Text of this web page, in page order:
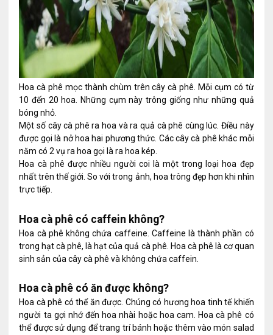
Hoa cà phê mọc thành chùm trên cây cà phê. Mỗi cụm có từ
10 đến 20 hoa. Những cụm này trông giống như những quả
bóng nhỏ.
Một số cây cà phê ra hoa và ra quả cà phê cùng lúc. Điều này
được gọi là nở hoa hai phương thức. Các cây cà phê khác mỗi
năm có 2 vụ ra hoa gọi là ra hoa kép.
Hoa cà phê được nhiều người coi là một trong loại hoa đẹp
nhất trên thế giới. So với trong ảnh, hoa trông đẹp hơn khi nhìn
trực tiếp.
Hoa cà phê có caffein không?
Hoa cà phê không chứa caffeine. Caffeine là thành phần có
trong hạt cà phê, là hạt của quả cà phê. Hoa cà phê là cơ quan
sinh sản của cây cà phê và không chứa caffein.
Hoa cà phê có ăn được không?
Hoa cà phê có thể ăn được. Chúng có hương hoa tinh tế khiến
người ta gợi nhớ đến hoa nhài hoặc hoa cam. Hoa cà phê có
thể được sử dụng để trang trí bánh hoặc thêm vào món salad